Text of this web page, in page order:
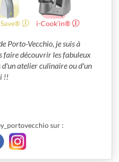
i-Cook’in®
Porto-Vecchio, je suis à
faire découvrir les fabuleux
atelier culinaire ou d'un
!!
sur :